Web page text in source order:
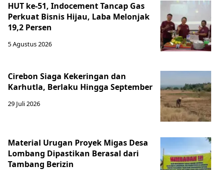
HUT ke-51, Indocement Tancap Gas
Perkuat Bisnis Hijau, Laba Melonjak
19,2 Persen
5 Agustus 2026
Cirebon Siaga Kekeringan dan
Karhutla, Berlaku Hingga September
29 Juli 2026
Material Urugan Proyek Migas Desa
Lombang Dipastikan Berasal dari
Tambang Berizin